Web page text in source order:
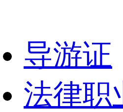
导游证
法律职